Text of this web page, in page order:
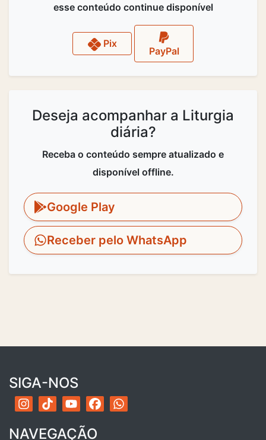
esse conteúdo continue disponível
Pix
PayPal
Deseja acompanhar a Liturgia
diária?
Receba o conteúdo sempre atualizado e
disponível offline.
Google Play
Receber pelo WhatsApp
SIGA-NOS
NAVEGAÇÃO